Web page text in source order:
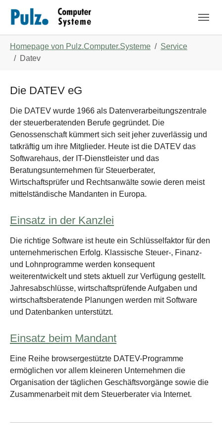
Homepage von Pulz.Computer.Systeme
Service
Datev
Die DATEV eG
Die DATEV wurde 1966 als Datenverarbeitungszentrale
der steuerberatenden Berufe gegründet. Die
Genossenschaft kümmert sich seit jeher zuverlässig und
tatkräftig um ihre Mitglieder. Heute ist die DATEV das
Softwarehaus, der IT-Dienstleister und das
Beratungsunternehmen für Steuerberater,
Wirtschaftsprüfer und Rechtsanwälte sowie deren meist
mittelständische Mandanten in Europa.
Einsatz in der Kanzlei
Die richtige Software ist heute ein Schlüsselfaktor für den
unternehmerischen Erfolg. Klassische Steuer-, Finanz-
und Lohnprogramme werden konsequent
weiterentwickelt und stets aktuell zur Verfügung gestellt.
Jahresabschlüsse, wirtschaftsprüfende Aufgaben und
wirtschaftsberatende Planungen werden mit Software
und Datenbanken unterstützt.
Einsatz beim Mandant
Eine Reihe browsergestützte DATEV-Programme
ermöglichen vor allem kleineren Unternehmen die
Organisation der täglichen Geschäftsvorgänge sowie die
Zusammenarbeit mit dem Steuerberater via Internet.